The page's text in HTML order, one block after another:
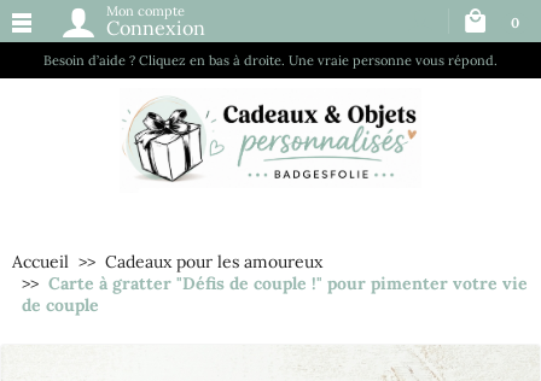
Besoin d’aide ? Cliquez en bas à droite. Une vraie personne vous répond.
Mon compte
Connexion 0
Accueil
Cadeaux pour les amoureux
Carte à gratter "Défis de couple !" pour pimenter votre vie
de couple